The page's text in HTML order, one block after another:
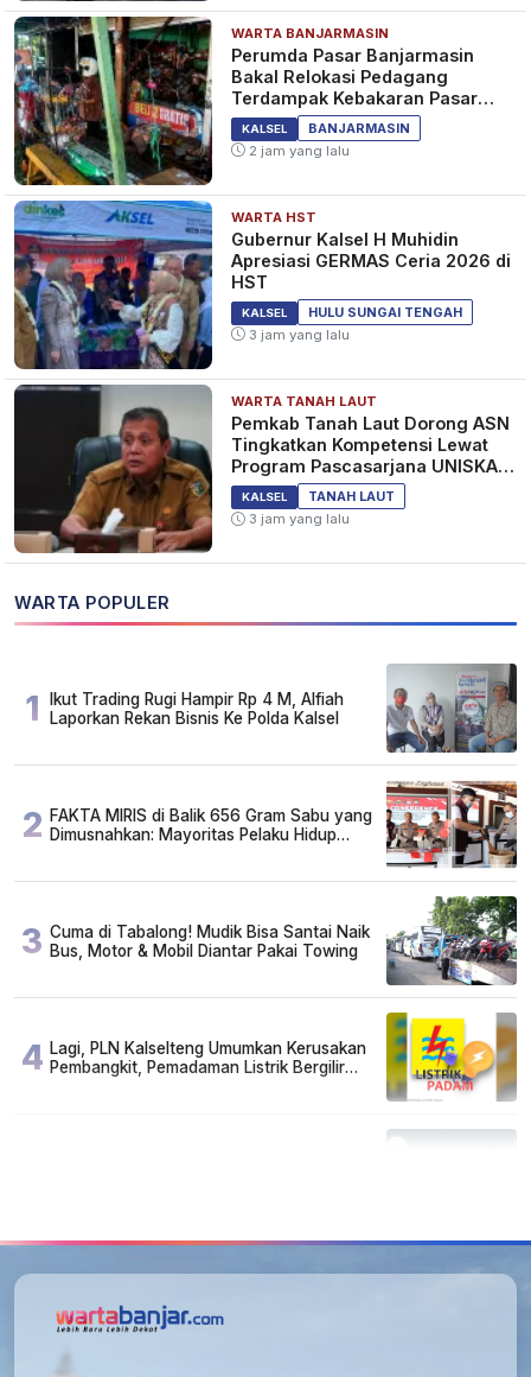
WARTA BANJARMASIN
Perumda Pasar Banjarmasin
Bakal Relokasi Pedagang
Terdampak Kebakaran Pasar
Teluk Dalam
KALSEL
BANJARMASIN
2 jam yang lalu
WARTA HST
Gubernur Kalsel H Muhidin
Apresiasi GERMAS Ceria 2026 di
HST
KALSEL
HULU SUNGAI TENGAH
3 jam yang lalu
WARTA TANAH LAUT
Pemkab Tanah Laut Dorong ASN
Tingkatkan Kompetensi Lewat
Program Pascasarjana UNISKA
MAB Banjarmasin
KALSEL
TANAH LAUT
3 jam yang lalu
WARTA POPULER
1
Ikut Trading Rugi Hampir Rp 4 M, Alfiah
Laporkan Rekan Bisnis Ke Polda Kalsel
2 FAKTA MIRIS di Balik 656 Gram Sabu yang
Dimusnahkan: Mayoritas Pelaku Hidup
3 Cuma di Tabalong! Mudik Bisa Santai Naik
Bus, Motor & Mobil Diantar Pakai Towing
4 Lagi, PLN Kalselteng Umumkan Kerusakan
Pembangkit, Pemadaman Listrik Bergilir